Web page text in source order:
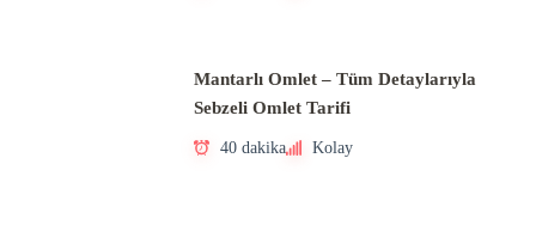
Mantarlı Omlet – Tüm Detaylarıyla
Sebzeli Omlet Tarifi
40 dakika Kolay